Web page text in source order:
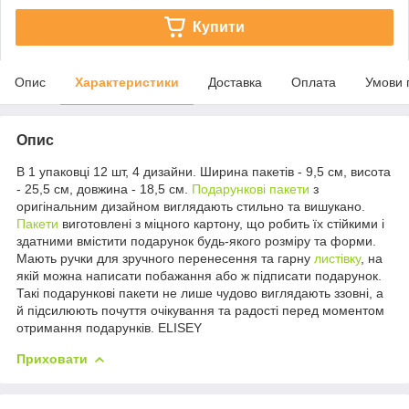
Купити
Опис Характеристики Доставка Оплата Умови
Опис
В 1 упаковці 12 шт, 4 дизайни. Ширина пакетів - 9,5 см, висота
- 25,5 см, довжина - 18,5 см. Подарункові пакети з
оригінальним дизайном виглядають стильно та вишукано.
Пакети виготовлені з міцного картону, що робить їх стійкими і
здатними вмістити подарунок будь-якого розміру та форми.
Мають ручки для зручного перенесення та гарну листівку, на
якій можна написати побажання або ж підписати подарунок.
Такі подарункові пакети не лише чудово виглядають ззовні, а
й підсилюють почуття очікування та радості перед моментом
отримання подарунків. ELISEY
Приховати